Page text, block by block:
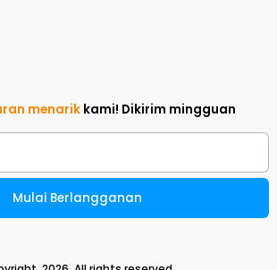
menarik kami! Dikirim mingguan
Mulai Berlangganan